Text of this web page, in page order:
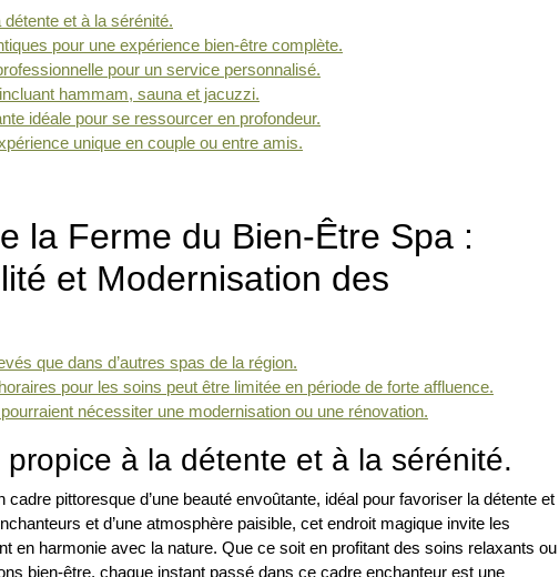
et à la sérénité.
pour une expérience bien-être complète.
pour un service personnalisé.
hammam, sauna et jacuzzi.
idéale pour se ressourcer en profondeur.
unique en couple ou entre amis.
la Ferme du Bien-Être Spa :
et Modernisation des
que dans d’autres spas de la région.
pour les soins peut être limitée en période de forte affluence.
nécessiter une modernisation ou une rénovation.
à la détente et à la sérénité.
pittoresque d’une beauté envoûtante, idéal pour favoriser la détente et
et d’une atmosphère paisible, cet endroit magique invite les
en harmonie avec la nature. Que ce soit en profitant des soins relaxants ou
bien-être, chaque instant passé dans ce cadre enchanteur est une